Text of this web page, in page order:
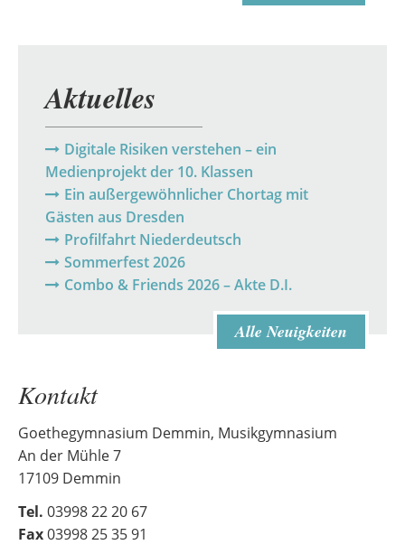
Aktuelles
Digitale Risiken verstehen – ein
Medienprojekt der 10. Klassen
Ein außergewöhnlicher Chortag mit
Gästen aus Dresden
Profilfahrt Niederdeutsch
Sommerfest 2026
Combo & Friends 2026 – Akte D.I.
Alle Neuigkeiten
Kontakt
Goethegymnasium Demmin, Musikgymnasium
An der Mühle 7
17109 Demmin
Tel. 03998 22 20 67
Fax03998 25 35 91